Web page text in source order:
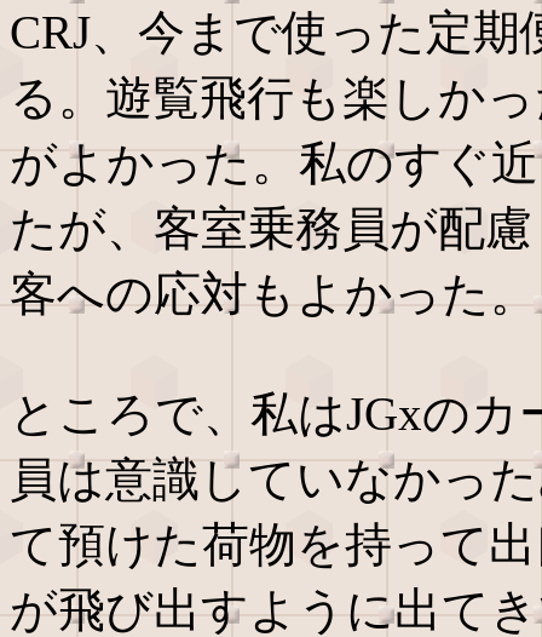
CRJ、今まで使った定
る。遊覧飛行も楽しか
がよかった。私のすぐ
たが、客室乗務員が配
客への応対もよかった。
ところで、私はJGxの
員は意識していなかっ
て預けた荷物を持って
が飛び出すように出て